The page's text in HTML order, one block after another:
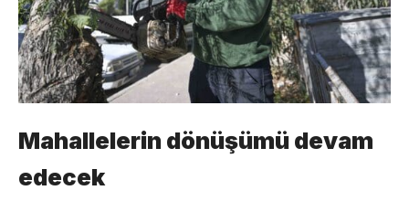
Mahallelerin dönüşümü devam
edecek